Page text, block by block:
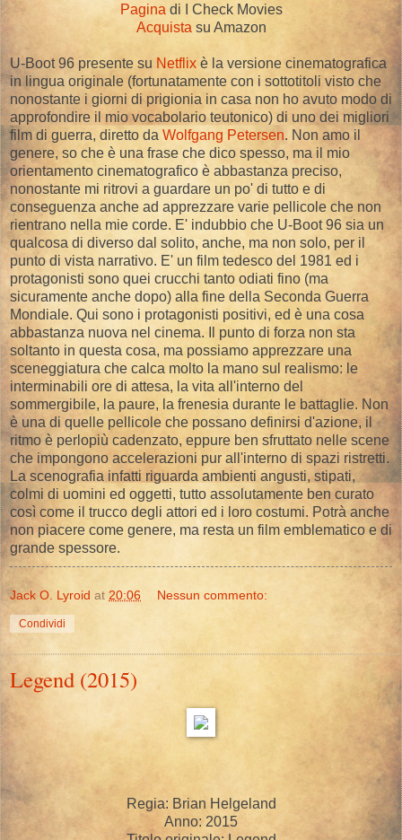
Pagina di I Check Movies
Acquista su Amazon
U-Boot 96 presente su Netflix è la versione cinematografica
in lingua originale (fortunatamente con i sottotitoli visto che
nonostante i giorni di prigionia in casa non ho avuto modo di
approfondire il mio vocabolario teutonico) di uno dei migliori
film di guerra, diretto da Wolfgang Petersen. Non amo il
genere, so che è una frase che dico spesso, ma il mio
orientamento cinematografico è abbastanza preciso,
nonostante mi ritrovi a guardare un po' di tutto e di
conseguenza anche ad apprezzare varie pellicole che non
rientrano nella mie corde. E' indubbio che U-Boot 96 sia un
qualcosa di diverso dal solito, anche, ma non solo, per il
punto di vista narrativo. E' un film tedesco del 1981 ed i
protagonisti sono quei crucchi tanto odiati fino (ma
sicuramente anche dopo) alla fine della Seconda Guerra
Mondiale. Qui sono i protagonisti positivi, ed è una cosa
abbastanza nuova nel cinema. Il punto di forza non sta
soltanto in questa cosa, ma possiamo apprezzare una
sceneggiatura che calca molto la mano sul realismo: le
interminabili ore di attesa, la vita all'interno del
sommergibile, la paure, la frenesia durante le battaglie. Non
è una di quelle pellicole che possano definirsi d'azione, il
ritmo è perlopiù cadenzato, eppure ben sfruttato nelle scene
che impongono accelerazioni pur all'interno di spazi ristretti.
La scenografia infatti riguarda ambienti angusti, stipati,
colmi di uomini ed oggetti, tutto assolutamente ben curato
così come il trucco degli attori ed i loro costumi. Potrà anche
non piacere come genere, ma resta un film emblematico e di
grande spessore.
Jack O. Lyroid at 20:06 Nessun commento:
Condividi
Legend (2015)
Regia: Brian Helgeland
Anno: 2015